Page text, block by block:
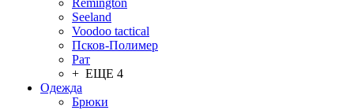
Remington
Seeland
Voodoo tactical
Псков-Полимер
Рат
+ ЕЩЕ 4
Одежда
Брюки